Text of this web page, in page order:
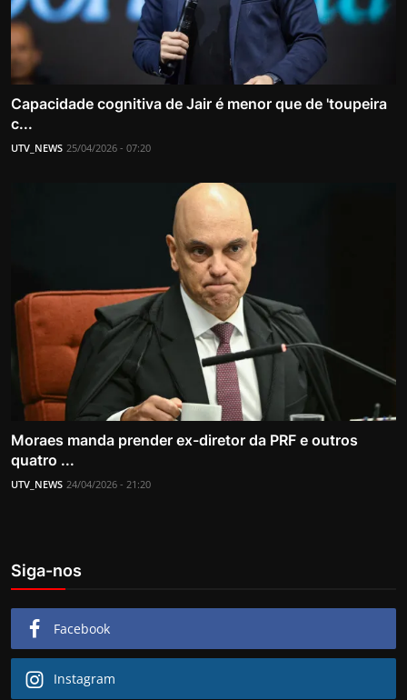
Capacidade cognitiva de Jair é menor que de 'toupeira
c...
UTV_NEWS 25/04/2026 - 07:20
Moraes manda prender ex-diretor da PRF e outros
quatro ...
UTV_NEWS 24/04/2026 - 21:20
Siga-nos
Facebook
Instagram